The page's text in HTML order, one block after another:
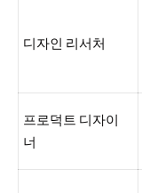
디자인 리서처
프로덕트 디자이
너